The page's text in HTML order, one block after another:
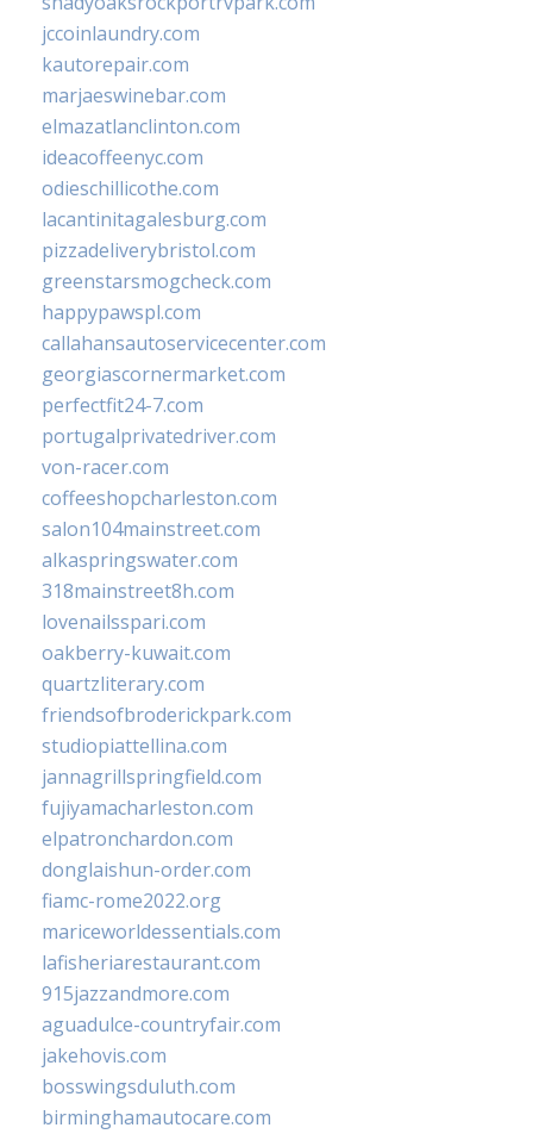
jccoinlaundry.com
kautorepair.com
marjaeswinebar.com
elmazatlanclinton.com
ideacoffeenyc.com
odieschillicothe.com
lacantinitagalesburg.com
pizzadeliverybristol.com
greenstarsmogcheck.com
happypawspl.com
callahansautoservicecenter.com
georgiascornermarket.com
perfectfit24-7.com
portugalprivatedriver.com
von-racer.com
coffeeshopcharleston.com
salon104mainstreet.com
alkaspringswater.com
318mainstreet8h.com
lovenailsspari.com
oakberry-kuwait.com
quartzliterary.com
friendsofbroderickpark.com
studiopiattellina.com
jannagrillspringfield.com
fujiyamacharleston.com
elpatronchardon.com
donglaishun-order.com
fiamc-rome2022.org
mariceworldessentials.com
lafisheriarestaurant.com
915jazzandmore.com
aguadulce-countryfair.com
jakehovis.com
bosswingsduluth.com
birminghamautocare.com